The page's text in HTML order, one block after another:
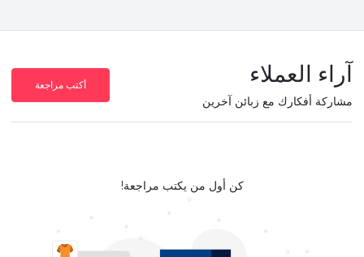
آراء العملاء
مشاركة أفكارك مع زبائن آخرين
أكتب مراجعة
كن أول من يكتب مراجعة!